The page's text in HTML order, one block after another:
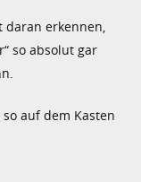
erkennen,
so absolut gar
auf dem Kasten